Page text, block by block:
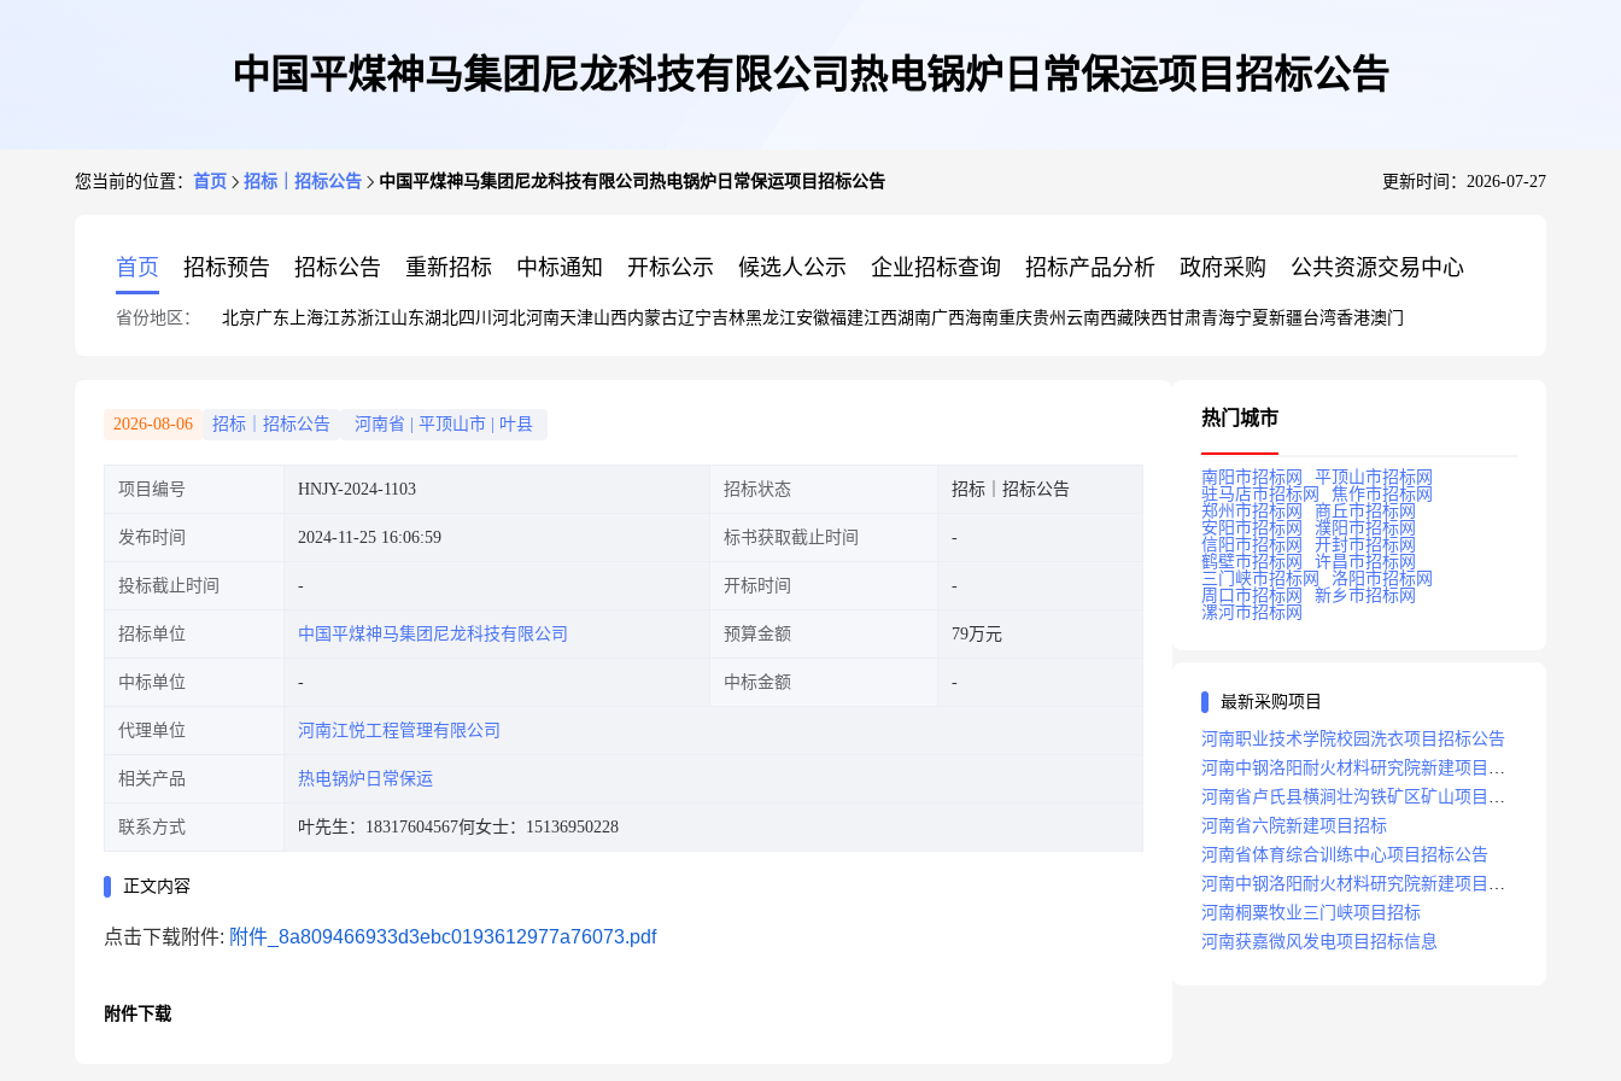
中国平煤神马集团尼龙科技有限公司热电锅炉日常保运项目招标公告
您当前的位置： 首页 招标｜招标公告 中国平煤神马集团尼龙科技有限公司热电锅炉日常保运项目招标公告 更新时间：2026-07-27
首页 招标预告 招标公告 重新招标 中标通知 开标公示 候选人公示 企业招标查询 招标产品分析 政府采购 公共资源交易中心
省份地区： 北京广东 上海江苏浙江山东湖北四川 河北河南天津山西内蒙古辽宁吉林黑龙江安徽福建江西湖南广西海南重庆贵州 云南西藏陕西甘肃青海宁夏新疆台湾香港澳门
2026-08-06 招标｜招标公告 河南省 平顶山市 叶县
项目编号 HNJY-2024-1103 招标状态 招标｜招标公告
发布时间 2024-11-25 16:06:59 标书获取截止时间
投标截止时间 开标时间
招标单位 中国平煤神马集团尼龙科技有限公司 预算金额 79万元
中标单位 中标金额
代理单位 河南江悦工程管理有限公司
相关产品 热电锅炉日常保运
联系方式 叶先生：18317604567何女士：15136950228
正文内容
点击下载附件: 附件_8a809466933d3ebc0193612977a76073.pdf
附件下载
热门城市
南阳市招标网
平顶山市招标网
驻马店市招标网
焦作市招标网
郑州市招标网
商丘市招标网
安阳市招标网
濮阳市招标网
信阳市招标网
开封市招标网
鹤壁市招标网
许昌市招标网
三门峡市招标网
洛阳市招标网
周口市招标网
新乡市招标网
漯河市招标网
最新采购项目
河南职业技术学院校园洗衣项目招标公告
河南中钢洛阳耐火材料研究院新建项目招
标
河南省卢氏县横涧壮沟铁矿区矿山项目招
标公告
河南省六院新建项目招标
河南省体育综合训练中心项目招标公告
河南中钢洛阳耐火材料研究院新建项目招
标
河南桐粟牧业三门峡项目招标
河南获嘉微风发电项目招标信息